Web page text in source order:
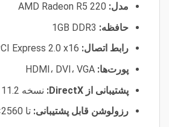
مدل:
حافظه:
رابط اتصال:
پورت‌ها:
پشتیبانی از DirectX:
نسخه 11.2
رزولوشن قابل پشتیبانی: تا 2560×1600 پیکسل